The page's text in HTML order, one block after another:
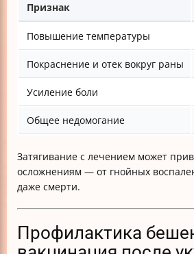
Признак
Повышение температуры
Покраснение и отек вокруг раны
Усиление боли
Общее недомогание
Затягивание с лечением может
осложнениям — от гнойных
даже смерти.
Профилактика